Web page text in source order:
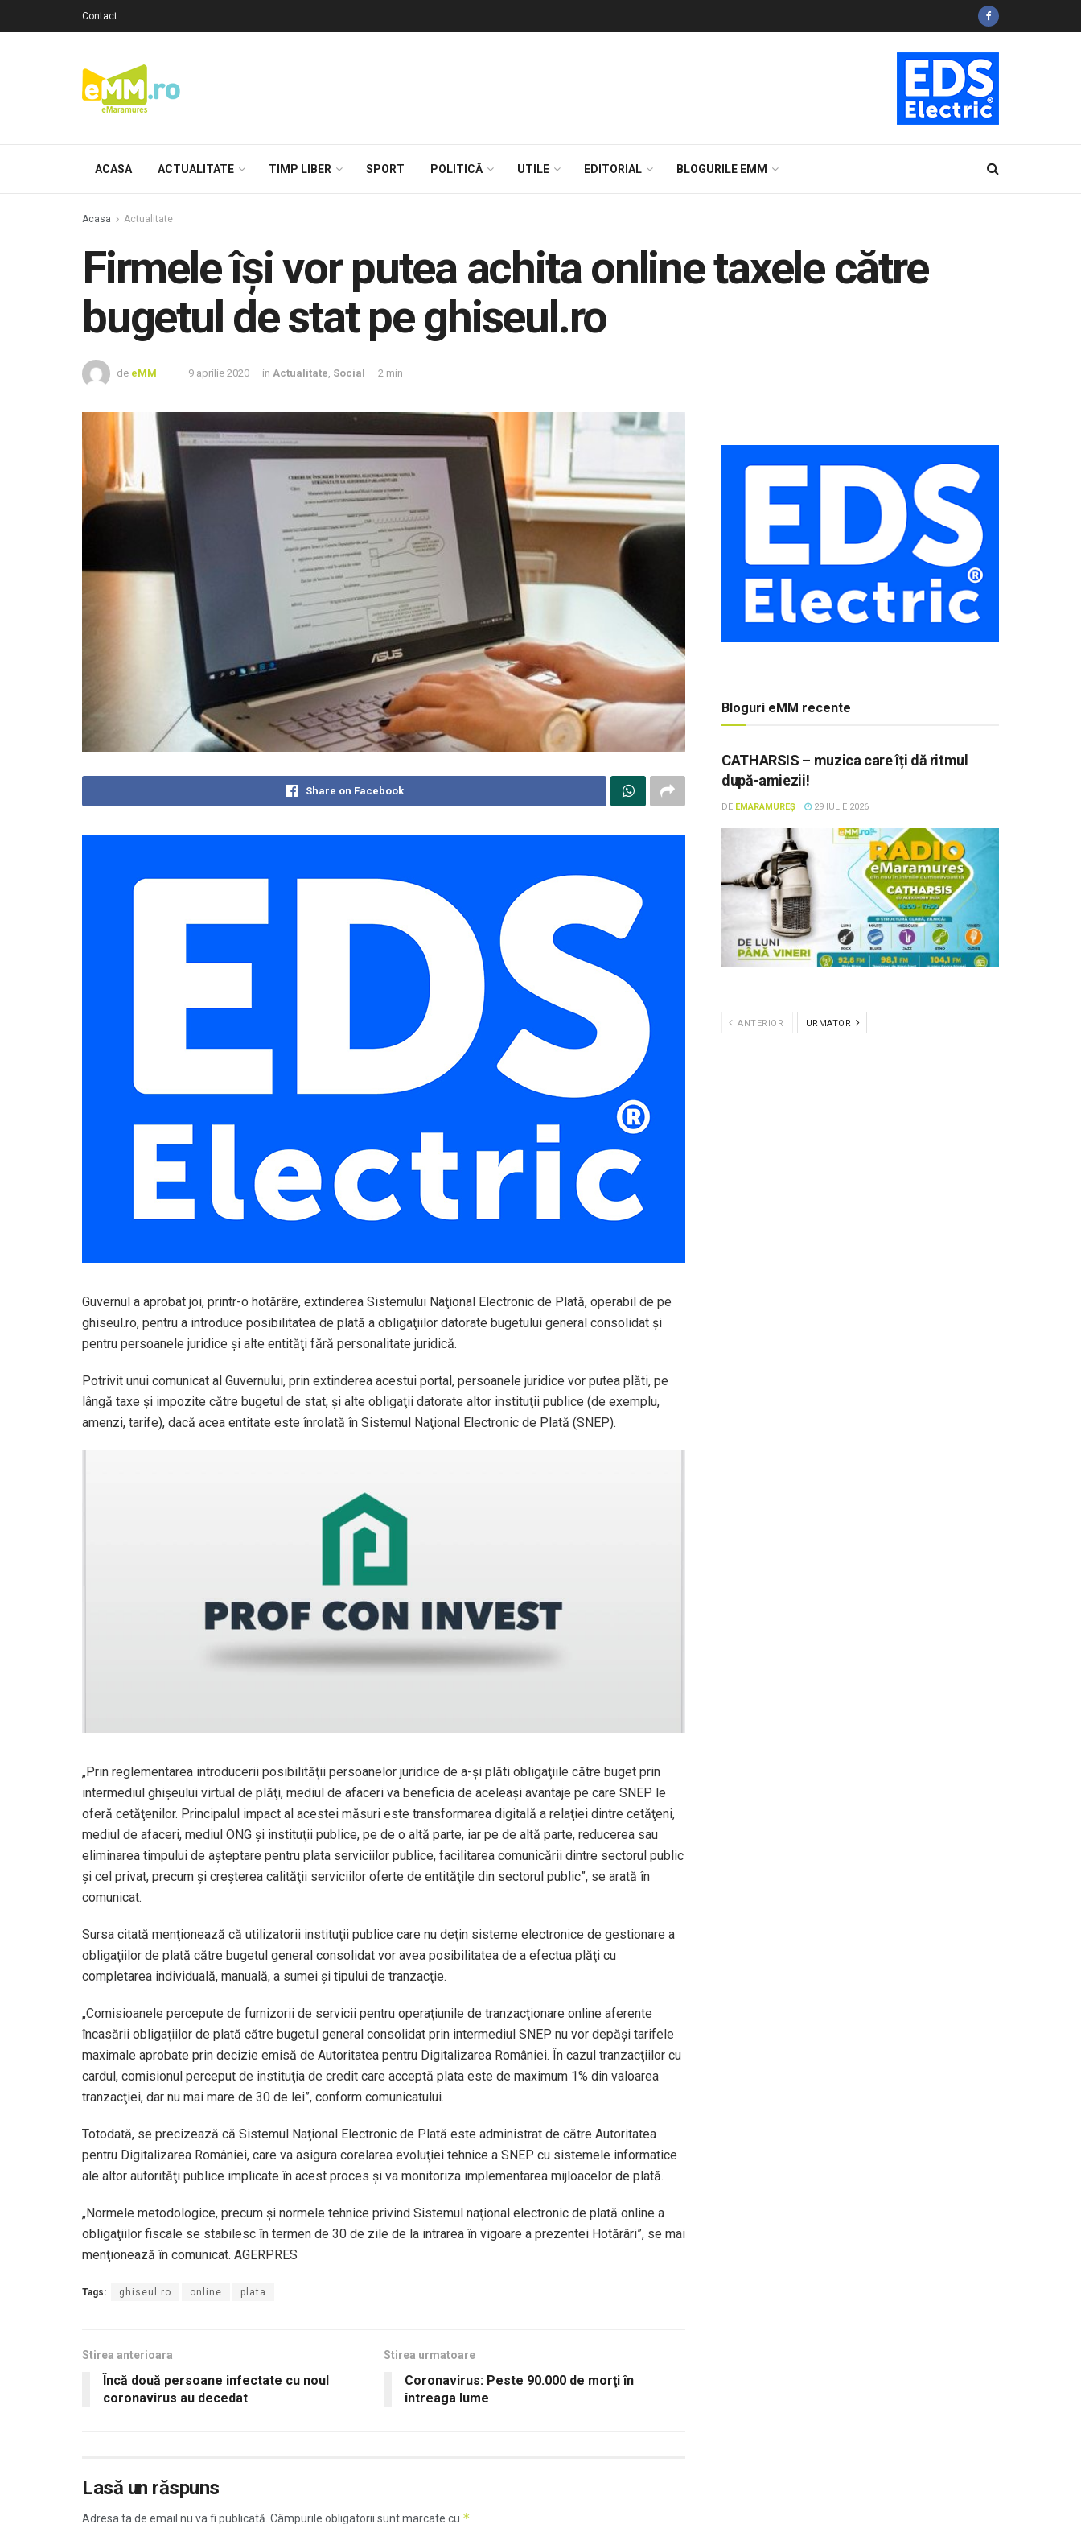
Contact
ACASA ACTUALITATE TIMP LIBER SPORT POLITICĂ UTILE EDITORIAL BLOGURILE EMM
Acasa Actualitate
Firmele îşi vor putea achita online taxele către
bugetul de stat pe ghiseul.ro
de eMM 9 aprilie 2020 in Actualitate, Social 2 min
Share on Facebook
Guvernul a aprobat joi, printr-o hotărâre, extinderea Sistemului Naţional Electronic de Plată, operabil de pe
ghiseul.ro, pentru a introduce posibilitatea de plată a obligaţiilor datorate bugetului general consolidat şi
pentru persoanele juridice şi alte entităţi fără personalitate juridică.
Potrivit unui comunicat al Guvernului, prin extinderea acestui portal, persoanele juridice vor putea plăti, pe
lângă taxe şi impozite către bugetul de stat, şi alte obligaţii datorate altor instituţii publice (de exemplu,
amenzi, tarife), dacă acea entitate este înrolată în Sistemul Naţional Electronic de Plată (SNEP).
„Prin reglementarea introducerii posibilităţii persoanelor juridice de a-şi plăti obligaţiile către buget prin
intermediul ghişeului virtual de plăţi, mediul de afaceri va beneficia de aceleaşi avantaje pe care SNEP le
oferă cetăţenilor. Principalul impact al acestei măsuri este transformarea digitală a relaţiei dintre cetăţeni,
mediul de afaceri, mediul ONG şi instituţii publice, pe de o altă parte, iar pe de altă parte, reducerea sau
eliminarea timpului de aşteptare pentru plata serviciilor publice, facilitarea comunicării dintre sectorul public
şi cel privat, precum şi creşterea calităţii serviciilor oferte de entităţile din sectorul public”, se arată în
comunicat.
Sursa citată menţionează că utilizatorii instituţii publice care nu deţin sisteme electronice de gestionare a
obligaţiilor de plată către bugetul general consolidat vor avea posibilitatea de a efectua plăţi cu
completarea individuală, manuală, a sumei şi tipului de tranzacţie.
„Comisioanele percepute de furnizorii de servicii pentru operaţiunile de tranzacţionare online aferente
încasării obligaţiilor de plată către bugetul general consolidat prin intermediul SNEP nu vor depăşi tarifele
maximale aprobate prin decizie emisă de Autoritatea pentru Digitalizarea României. În cazul tranzacţiilor cu
cardul, comisionul perceput de instituţia de credit care acceptă plata este de maximum 1% din valoarea
tranzacţiei, dar nu mai mare de 30 de lei”, conform comunicatului.
Totodată, se precizează că Sistemul Naţional Electronic de Plată este administrat de către Autoritatea
pentru Digitalizarea României, care va asigura corelarea evoluţiei tehnice a SNEP cu sistemele informatice
ale altor autorităţi publice implicate în acest proces şi va monitoriza implementarea mijloacelor de plată.
„Normele metodologice, precum şi normele tehnice privind Sistemul naţional electronic de plată online a
obligaţiilor fiscale se stabilesc în termen de 30 de zile de la intrarea în vigoare a prezentei Hotărâri”, se mai
menţionează în comunicat. AGERPRES
Tags: ghiseul.ro online plata
Stirea anterioara
Încă două persoane infectate cu noul
coronavirus au decedat
Stirea urmatoare
Coronavirus: Peste 90.000 de morţi în
întreaga lume
Lasă un răspuns
Adresa ta de email nu va fi publicată. Câmpurile obligatorii sunt marcate cu *
Bloguri eMM recente
CATHARSIS – muzica care îți dă ritmul
după-amiezii!
DE EMARAMUREȘ 29 IULIE 2026
ANTERIOR URMATOR